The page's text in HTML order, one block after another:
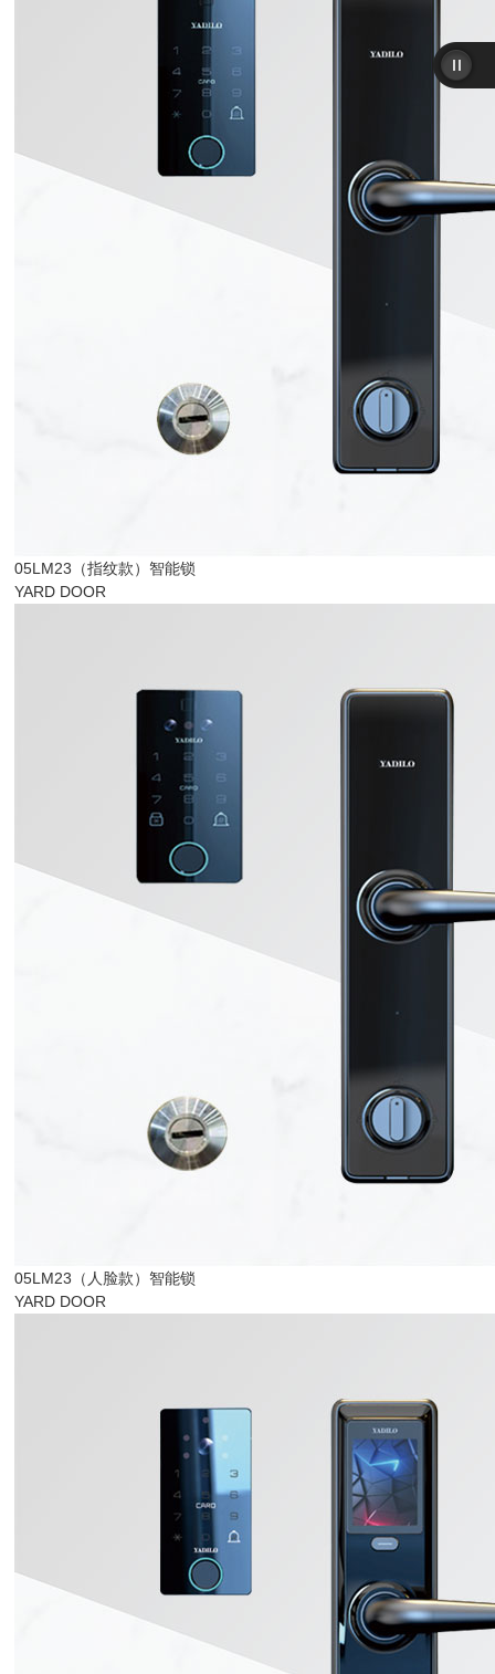
05LM23（指纹款）智能锁
YARD DOOR
05LM23（人脸款）智能锁
YARD DOOR